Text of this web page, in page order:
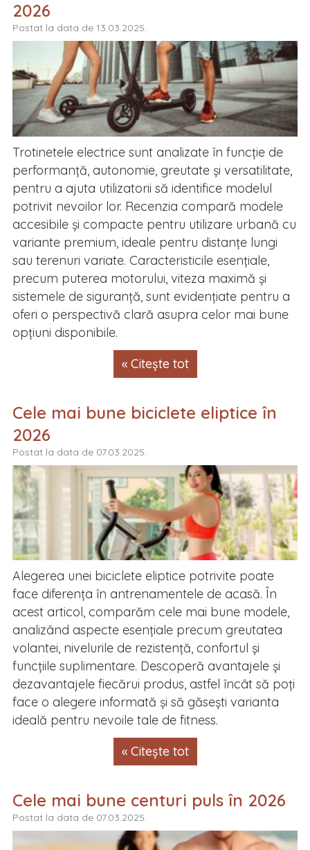
2026
Postat la data de 13.03.2025.
Trotinetele electrice sunt analizate în funcție de
performanță, autonomie, greutate și versatilitate,
pentru a ajuta utilizatorii să identifice modelul
potrivit nevoilor lor. Recenzia compară modele
accesibile și compacte pentru utilizare urbană cu
variante premium, ideale pentru distanțe lungi
sau terenuri variate. Caracteristicile esențiale,
precum puterea motorului, viteza maximă și
sistemele de siguranță, sunt evidențiate pentru a
oferi o perspectivă clară asupra celor mai bune
opțiuni disponibile.
« Citește tot
Cele mai bune biciclete eliptice în
2026
Postat la data de 07.03.2025.
Alegerea unei biciclete eliptice potrivite poate
face diferența în antrenamentele de acasă. În
acest articol, comparăm cele mai bune modele,
analizând aspecte esențiale precum greutatea
volantei, nivelurile de rezistență, confortul și
funcțiile suplimentare. Descoperă avantajele și
dezavantajele fiecărui produs, astfel încât să poți
face o alegere informată și să găsești varianta
ideală pentru nevoile tale de fitness.
« Citește tot
Cele mai bune centuri puls în 2026
Postat la data de 07.03.2025.